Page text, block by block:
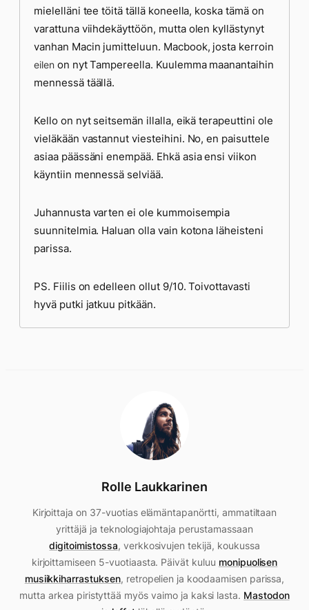
mielelläni tee töitä tällä koneella, koska tämä on
varattuna viihdekäyttöön, mutta olen kyllästynyt
vanhan Macin jumitteluun. Macbook, josta kerroin
eilenon nyt Tampereella. Kuulemma maanantaihin
mennessä täällä.
Kello on nyt seitsemän illalla, eikä terapeuttini ole
vieläkään vastannut viesteihini. No, en paisuttele
asiaa päässäni enempää. Ehkä asia ensi viikon
käyntiin mennessä selviää.
Juhannusta varten ei ole kummoisempia
suunnitelmia. Haluan olla vain kotona läheisteni
parissa.
PS. Fiilis on edelleen ollut 9/10. Toivottavasti
hyvä putki jatkuu pitkään.
Rolle Laukkarinen
Kirjoittaja on 37-vuotias elämäntapanörtti, ammatiltaan
yrittäjä ja teknologiajohtaja perustamassaan
digitoimistossa, verkkosivujen tekijä, koukussa
kirjoittamiseen 5-vuotiaasta. Päivät kuluu monipuolisen
musiikkiharrastuksen, retropelien ja koodaamisen parissa,
mutta arkea piristyttää myös vaimo ja kaksi lasta. Mastodon